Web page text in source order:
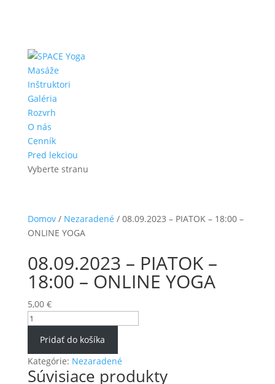
Masáže
Inštruktori
Galéria
Rozvrh
O nás
Cenník
Pred lekciou
Vyberte stranu
Domov/ Nezaradené / 08.09.2023 – PIATOK – 18:00 –
ONLINE YOGA
08.09.2023 – PIATOK –
18:00 – ONLINE YOGA
5,00 €
množstvo
PIATOK
-
Pridať do košíka
Kategórie: Nezaradené
Súvisiace produkty